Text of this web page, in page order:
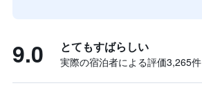
9.0 とてもすばらしい
実際の宿泊者による評価3,265​件